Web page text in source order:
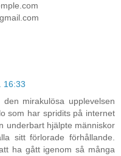
16:33
mirakulösa upplevelsen
som har spridits på internet
underbart hjälpte människor
sitt förlorade förhållande.
ha gått igenom så många